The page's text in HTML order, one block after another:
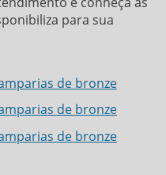
para sua